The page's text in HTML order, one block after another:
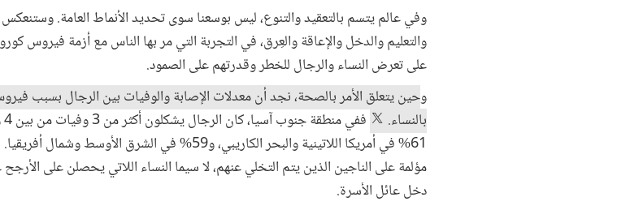
وفي عالم يتسم بالتعقيد والتنوع، ليس بوسعنا سوى تحديد الأنماط العامة.
والتعليم والدخل والإعاقة والعِرق، في التجربة التي مر بها الناس مع أزمة فيروس
على تعرض النساء والرجال للخطر وقدرتهم على الصمود.
وحين يتعلق الأمر بالصحة، نجد أن معدلات الإصابة والوفيات بين الرجال بسبب
بالنساء.
61% في أمريكا اللاتينية والبحر الكاريبي، و59% في
مؤلمة على الناجين الذين يتم التخلي عنهم، لا سيما النساء اللاتي يحصلن على
دخل عائل الأسرة.